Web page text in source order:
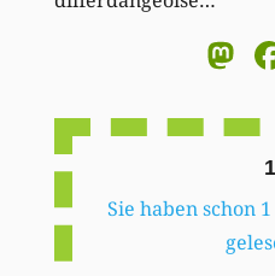
1
Sie haben schon